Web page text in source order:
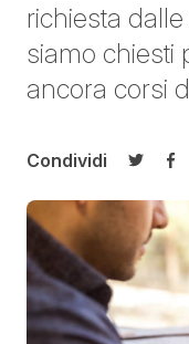
richiesta
siamo chiesti
ancora corsi
Condividi